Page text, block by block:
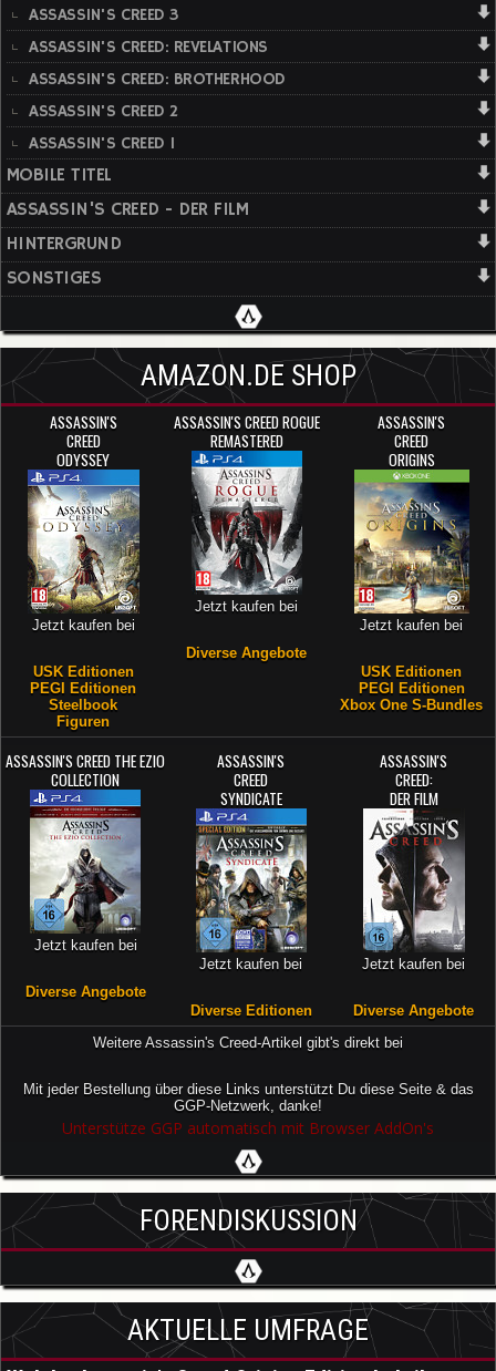
ASSASSIN'S CREED 3
ASSASSIN'S CREED: REVELATIONS
ASSASSIN'S CREED: BROTHERHOOD
ASSASSIN'S CREED 2
ASSASSIN'S CREED 1
MOBILE TITEL
ASSASSIN'S CREED - DER FILM
HINTERGRUND
SONSTIGES
AMAZON.DE SHOP
ASSASSIN'S
CREED
ODYSSEY
Jetzt kaufen bei
USK Editionen
PEGI Editionen
Steelbook
Figuren
ASSASSIN'S CREED ROGUE
REMASTERED
Jetzt kaufen bei
Diverse Angebote
ASSASSIN'S
CREED
ORIGINS
Jetzt kaufen bei
USK Editionen
PEGI Editionen
Xbox One S-Bundles
ASSASSIN'S CREED THE EZIO
COLLECTION
Jetzt kaufen bei
Diverse Angebote
ASSASSIN'S
CREED
SYNDICATE
Jetzt kaufen bei
Diverse Editionen
ASSASSIN'S
CREED:
DER FILM
Jetzt kaufen bei
Diverse Angebote
Weitere Assassin's Creed-Artikel gibt's direkt bei
Mit jeder Bestellung über diese Links unterstützt Du diese Seite & das
GGP-Netzwerk, danke!
Unterstütze GGP automatisch mit Browser AddOn's
FORENDISKUSSION
AKTUELLE UMFRAGE